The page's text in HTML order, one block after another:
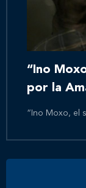
“Ino
por la
“Ino Moxo, el